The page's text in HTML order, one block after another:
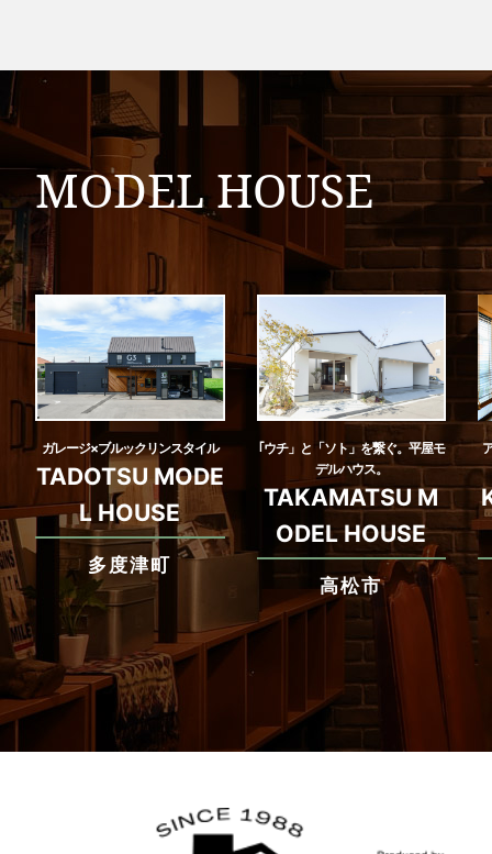
MODEL HOUSE
ガレージ×ブルックリンスタイル
TADOTSU MODE
L HOUSE
多度津町
｢ウチ」と「ソト」を繋ぐ。平屋モ
デルハウス。
TAKAMATSU M
ODEL HOUSE
高松市